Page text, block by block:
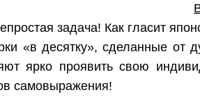
задача! Как гласит
«в десятку», сделанные от
ярко проявить свою
самовыражения!